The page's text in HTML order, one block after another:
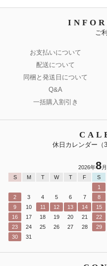
ご
お支払いについて
配送について
同梱と発送日について
Q&A
一括購入割引き
休日カレンダー（
2026年8月
S
M T W T F
S
1
2
3 4 5 6 7
8
9
10 11 12 13 14
15
16
17 18 19 20 21
22
23
24 25 26 27 28
29
30
31